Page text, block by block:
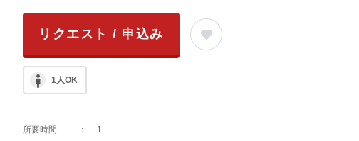
リクエスト / 申込み
1人OK
所要時間 ：
1